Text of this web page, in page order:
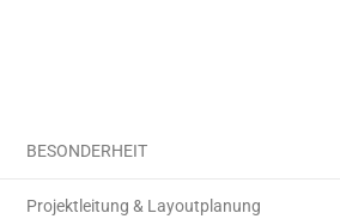
BESONDERHEIT
Projektleitung & Layoutplanung